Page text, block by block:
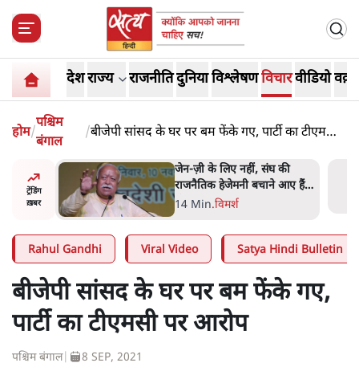
देशराज्य राजनीतिदुनियाविश्लेषणविचारवीडियो
होम/
पश्चिम
बंगाल
/बीजेपी सांसद के घर पर बम फेंके गए, पार्टी का टीएमसी
ट्रेंडिंग
ख़बर
जेन-ज़ी के लिए नहीं, संघ की
राजनैतिक हेजेमनी बचाने आए हैं
मोहन भागवत!
14 Min.विमर्श
Rahul Gandhi Viral Video Satya Hindi Bulletin
बीजेपी सांसद के घर पर बम फेंके गए,
पार्टी का टीएमसी पर आरोप
पश्चिम बंगाल| 8 SEP, 2021